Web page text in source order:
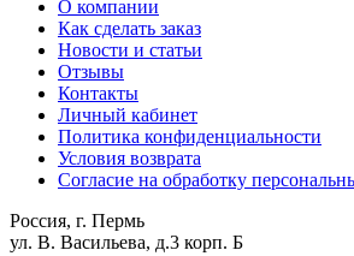
О компании
Как сделать заказ
Новости и статьи
Отзывы
Контакты
Личный кабинет
Политика конфиденциальности
Условия возврата
Согласие на обработку
Россия, г. Пермь
ул. В. Васильева, д.3 корп. Б